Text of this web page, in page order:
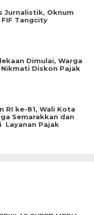
Jurnalistik, Oknum
Tangcity
Dimulai, Warga
Diskon Pajak
RI ke-81, Wali Kota
Semarakkan dan
Layanan Pajak